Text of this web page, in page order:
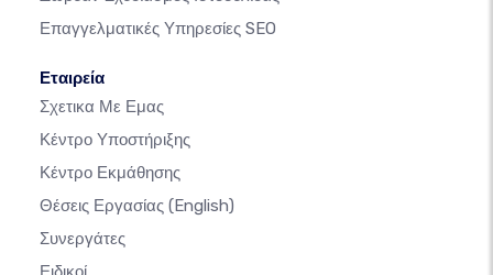
Επαγγελματικές Υπηρεσίες SEO
Εταιρεία
Σχετικα Με Εμας
Κέντρο Υποστήριξης
Κέντρο Εκμάθησης
Θέσεις Εργασίας (English)
Συνεργάτες